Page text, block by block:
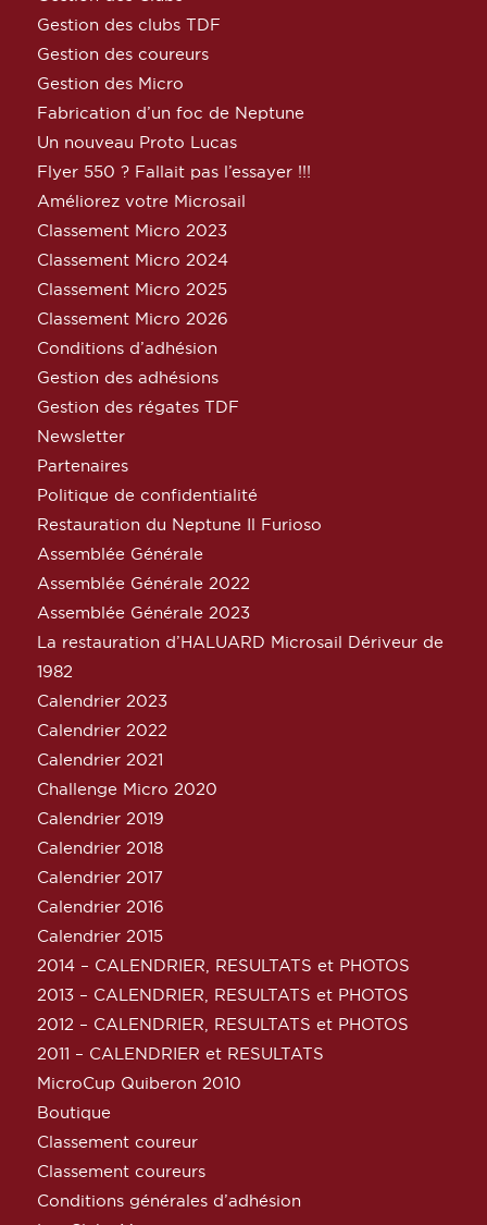
Gestion des clubs TDF
Gestion des coureurs
Gestion des Micro
Fabrication d’un foc de Neptune
Un nouveau Proto Lucas
Flyer 550 ? Fallait pas l’essayer !!!
Améliorez votre Microsail
Classement Micro 2023
Classement Micro 2024
Classement Micro 2025
Classement Micro 2026
Conditions d’adhésion
Gestion des adhésions
Gestion des régates TDF
Newsletter
Partenaires
Politique de confidentialité
Restauration du Neptune Il Furioso
Assemblée Générale
Assemblée Générale 2022
Assemblée Générale 2023
La restauration d’HALUARD Microsail Dériveur de
1982
Calendrier 2023
Calendrier 2022
Calendrier 2021
Challenge Micro 2020
Calendrier 2019
Calendrier 2018
Calendrier 2017
Calendrier 2016
Calendrier 2015
2014 – CALENDRIER, RESULTATS et PHOTOS
2013 – CALENDRIER, RESULTATS et PHOTOS
2012 – CALENDRIER, RESULTATS et PHOTOS
2011 – CALENDRIER et RESULTATS
MicroCup Quiberon 2010
Boutique
Classement coureur
Classement coureurs
Conditions générales d’adhésion